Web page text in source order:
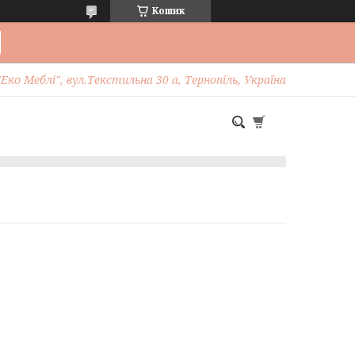
Кошик
Меблі", вул.Текстильна 30 а, Тернопіль, Україна